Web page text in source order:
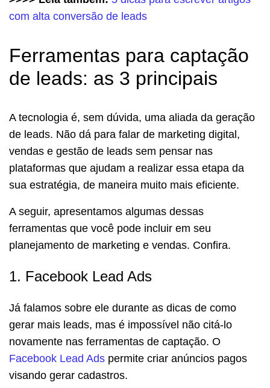
com alta conversão de leads
Ferramentas para captação
de leads: as 3 principais
A tecnologia é, sem dúvida, uma aliada da geração
de leads. Não dá para falar de marketing digital,
vendas e gestão de leads sem pensar nas
plataformas que ajudam a realizar essa etapa da
sua estratégia, de maneira muito mais eficiente.
A seguir, apresentamos algumas dessas
ferramentas que você pode incluir em seu
planejamento de marketing e vendas. Confira.
1. Facebook Lead Ads
Já falamos sobre ele durante as dicas de como
gerar mais leads, mas é impossível não citá-lo
novamente nas ferramentas de captação. O
Facebook Lead Ads permite criar anúncios pagos
visando gerar cadastros.